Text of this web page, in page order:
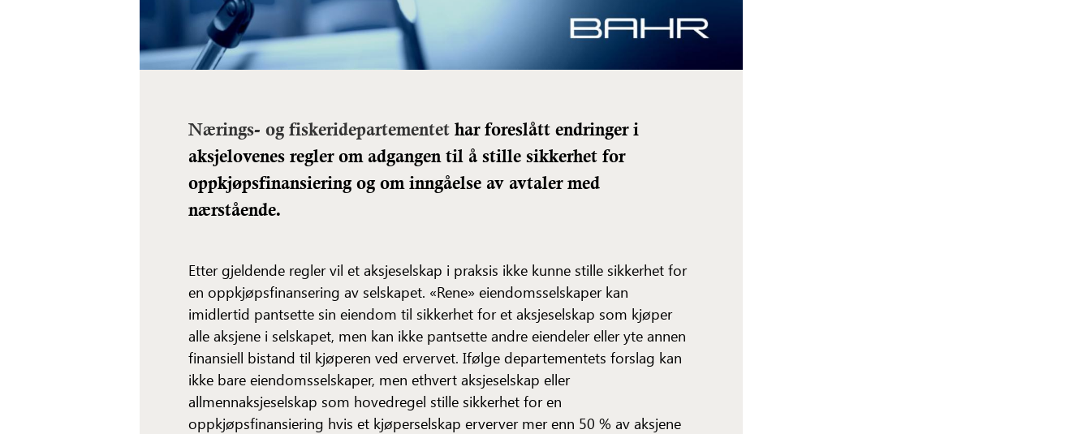
Nærings- og fiskeridepartementet har foreslått endringer i
aksjelovenes regler om adgangen til å stille sikkerhet for
oppkjøpsfinansiering og om inngåelse av avtaler med
nærstående.
Etter gjeldende regler vil et aksjeselskap i praksis ikke kunne stille sikkerhet for
en oppkjøpsfinansering av selskapet. «Rene» eiendomsselskaper kan
imidlertid pantsette sin eiendom til sikkerhet for et aksjeselskap som kjøper
alle aksjene i selskapet, men kan ikke pantsette andre eiendeler eller yte annen
finansiell bistand til kjøperen ved ervervet. Ifølge departementets forslag kan
ikke bare eiendomsselskaper, men ethvert aksjeselskap eller
allmennaksjeselskap som hovedregel stille sikkerhet for en
oppkjøpsfinansiering hvis et kjøperselskap erverver mer enn 50 % av aksjene